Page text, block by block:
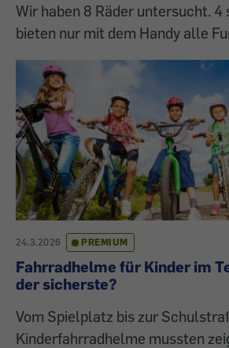
Wir haben 8 Räder untersucht. 4
bieten nur mit dem Handy alle
24.3.2026 PREMIUM
Fahrradhelme für Kinder im
der sicherste?
Vom Spielplatz bis zur
Kinderfahrradhelme mussten